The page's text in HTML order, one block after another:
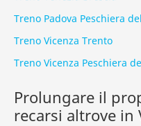
Treno Padova Peschiera
Treno Vicenza Trento
Treno Vicenza Peschiera
Prolungare il
recarsi altrove in